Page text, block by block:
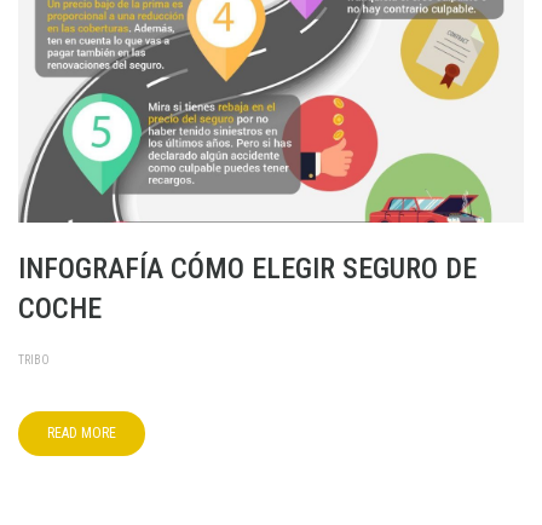
INFOGRAFÍA CÓMO ELEGIR SEGURO DE
COCHE
TRIBO
READ MORE